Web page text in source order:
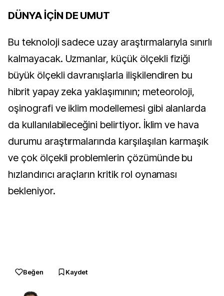
DÜNYA İÇİN DE UMUT
Bu teknoloji sadece uzay araştırmalarıyla sınırlı
kalmayacak. Uzmanlar, küçük ölçekli fiziği
büyük ölçekli davranışlarla ilişkilendiren bu
hibrit yapay zeka yaklaşımının; meteoroloji,
oşinografi ve iklim modellemesi gibi alanlarda
da kullanılabileceğini belirtiyor. İklim ve hava
durumu araştırmalarında karşılaşılan karmaşık
ve çok ölçekli problemlerin çözümünde bu
hızlandırıcı araçların kritik rol oynaması
bekleniyor.
Beğen Kaydet